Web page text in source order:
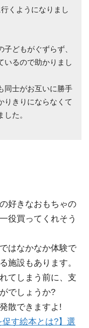
くようになりまし
どもがぐずらず、
いるので助かりまし
同士がお互いに勝手
りきりにならなくて
た。
好きなおもちゃの
役買ってくれそう
はなかなか体験で
施設もあります。
てしまう前に、支
でしょうか?
散できますよ!
促す絵本とは?】選